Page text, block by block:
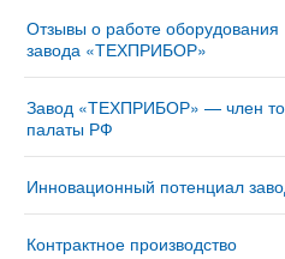
Отзывы о работе оборудования
завода «ТЕХПРИБОР»
Завод «ТЕХПРИБОР» — член
палаты РФ
Инновационный потенциал
Контрактное производство